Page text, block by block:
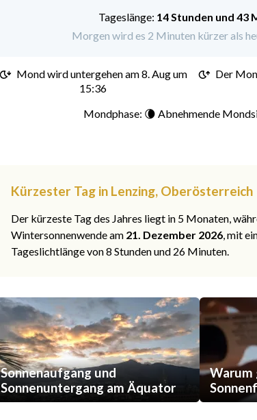
Tageslänge: 14 Stunden und 43
Morgen wird es 2 Minuten kürzer als
Mond wird untergehen am8. Aug um
15:36
Der
Mondphase: 🌘 Abnehmende
Kürzester Tag in Lenzing, Oberösterreich
Der kürzeste Tag des Jahres liegt in 5 Monaten,
Wintersonnenwende am 21. Dezember 2026, mit
Tageslichtlänge von 8 Stunden und 26 Minuten.
Sonnenaufgang und
Sonnenuntergang am Äquator
Warum